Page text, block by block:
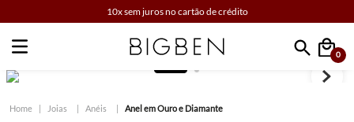
10x sem juros no cartão de crédito
Faça sua busca
0
Joias Anéis Anel em Ouro e Diamante